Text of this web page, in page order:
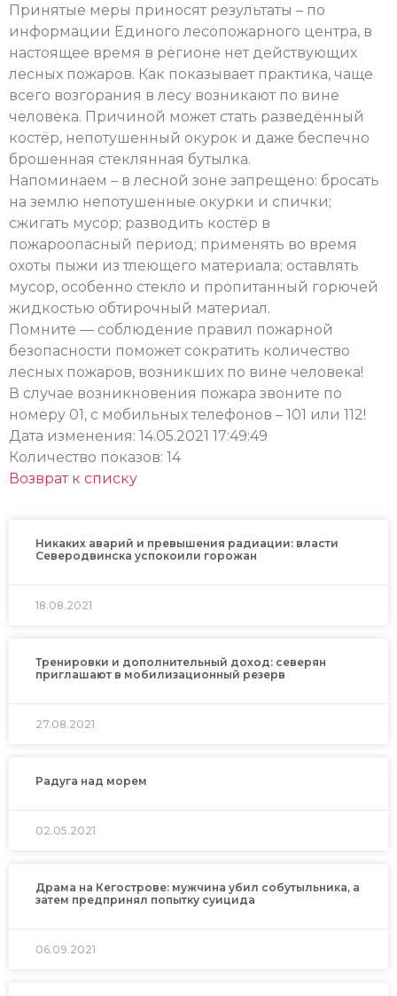
Принятые меры приносят результаты – по
информации Единого лесопожарного центра, в
настоящее время в регионе нет действующих
лесных пожаров. Как показывает практика, чаще
всего возгорания в лесу возникают по вине
человека. Причиной может стать разведённый
костёр, непотушенный окурок и даже беспечно
брошенная стеклянная бутылка.
Напоминаем – в лесной зоне запрещено: бросать
на землю непотушенные окурки и спички;
сжигать мусор; разводить костёр в
пожароопасный период; применять во время
охоты пыжи из тлеющего материала; оставлять
мусор, особенно стекло и пропитанный горючей
жидкостью обтирочный материал.
Помните — соблюдение правил пожарной
безопасности поможет сократить количество
лесных пожаров, возникших по вине человека!
В случае возникновения пожара звоните по
номеру 01, с мобильных телефонов – 101 или 112!
Дата изменения: 14.05.2021 17:49:49
Количество показов: 14
Возврат к списку
Никаких аварий и превышения радиации: власти
Северодвинска успокоили горожан
18.08.2021
Тренировки и дополнительный доход: северян
приглашают в мобилизационный резерв
27.08.2021
Радуга над морем
02.05.2021
Драма на Кегострове: мужчина убил собутыльника, а
затем предпринял попытку суицида
06.09.2021